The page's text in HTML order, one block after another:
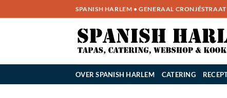
naar
SPANISH HARLEM • GENERAAL
OVER SPANISH HARLEM CATERING